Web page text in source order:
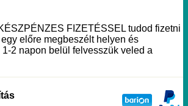
FIZETÉSSEL tudod fizetni
előre megbeszélt helyen és
2 napon belül felvesszük veled a